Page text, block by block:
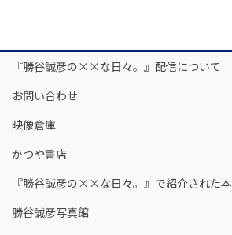
『勝谷誠彦の××な日々。』配信について
お問い合わせ
映像倉庫
かつや書店
『勝谷誠彦の××な日々。』で紹介された本
勝谷誠彦写真館